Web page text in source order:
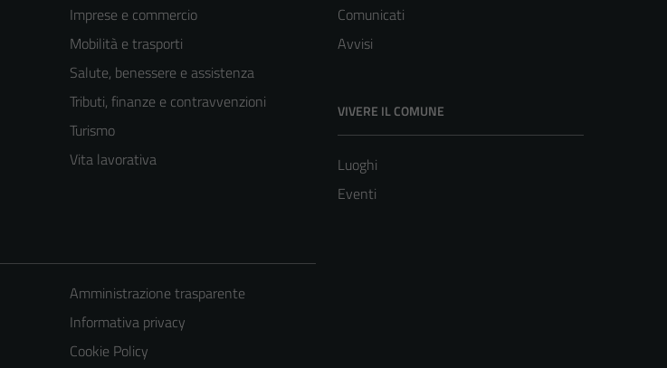
Imprese e commercio
Mobilità e trasporti
Salute, benessere e assistenza
Tributi, finanze e contravvenzioni
Turismo
Vita lavorativa
Comunicati
Avvisi
VIVERE IL COMUNE
Luoghi
Eventi
Amministrazione trasparente
Informativa privacy
Cookie Policy